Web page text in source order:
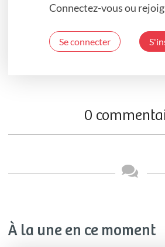
Connectez-vous ou
Se connecter
0
À la une en ce moment